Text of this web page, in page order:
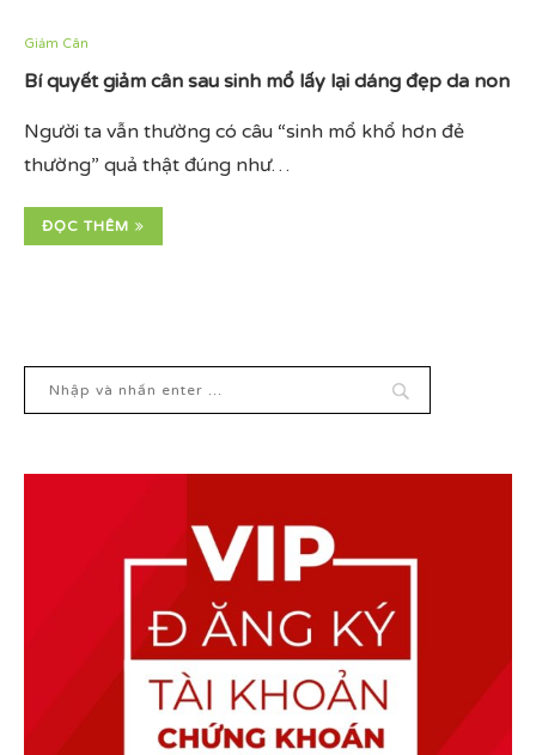
Giảm Cân
Bí quyết giảm cân sau sinh mổ lấy lại dáng đẹp da non
Người ta vẫn thường có câu “sinh mổ khổ hơn đẻ
thường” quả thật đúng như…
ĐỌC THÊM